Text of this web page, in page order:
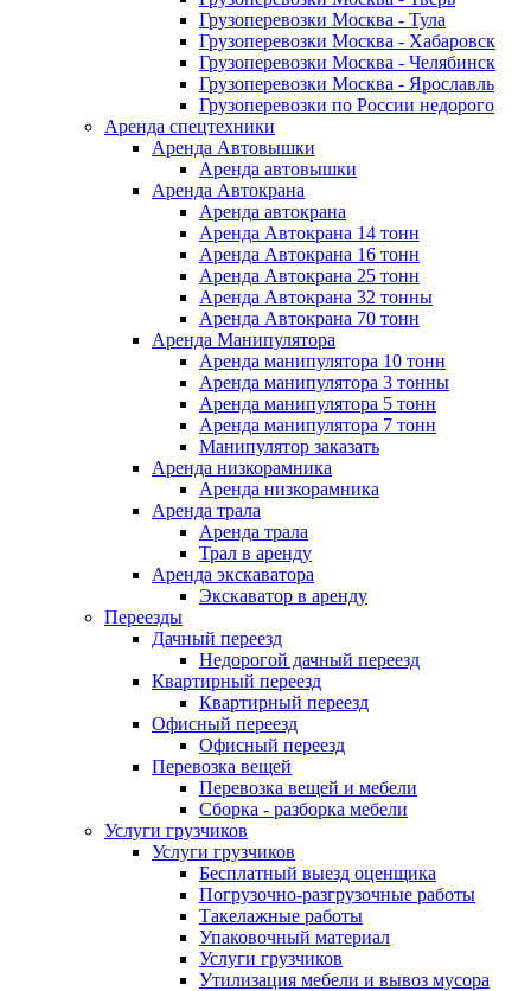
Грузоперевозки Москва - Тула
Грузоперевозки Москва - Хабаровск
Грузоперевозки Москва - Челябинск
Грузоперевозки Москва - Ярославль
Грузоперевозки по России недорого
Аренда спецтехники
Аренда Автовышки
Аренда автовышки
Аренда Автокрана
Аренда автокрана
Аренда Автокрана 14 тонн
Аренда Автокрана 16 тонн
Аренда Автокрана 25 тонн
Аренда Автокрана 32 тонны
Аренда Автокрана 70 тонн
Аренда Манипулятора
Аренда манипулятора 10 тонн
Аренда манипулятора 3 тонны
Аренда манипулятора 5 тонн
Аренда манипулятора 7 тонн
Манипулятор заказать
Аренда низкорамника
Аренда низкорамника
Аренда трала
Аренда трала
Трал в аренду
Аренда экскаватора
Экскаватор в аренду
Переезды
Дачный переезд
Недорогой дачный переезд
Квартирный переезд
Квартирный переезд
Офисный переезд
Офисный переезд
Перевозка вещей
Перевозка вещей и мебели
Сборка - разборка мебели
Услуги грузчиков
Услуги грузчиков
Бесплатный выезд оценщика
Погрузочно-разгрузочные работы
Такелажные работы
Упаковочный материал
Услуги грузчиков
Утилизация мебели и вывоз мусора